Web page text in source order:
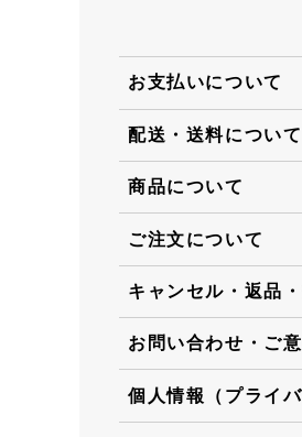
お支払いについて
配送・送料について
商品について
ご注文について
キャンセル・返品
お問い合わせ・ご
個人情報（プライ